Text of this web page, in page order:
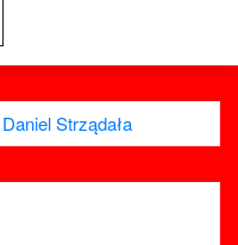
Strządała